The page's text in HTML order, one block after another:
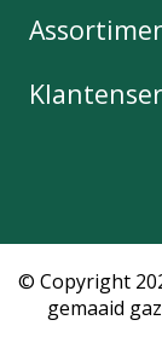
© Copyright
gemaaid